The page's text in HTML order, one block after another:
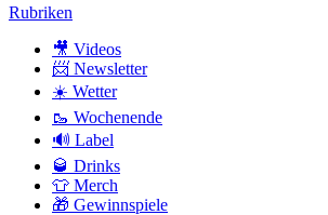
Zum
Rubriken
🎥 Videos
📨 Newsletter
☀️ Wetter
🥾 Wochenende
🔊 Label
🥃 Drinks
👕 Merch
🎁 Gewinnspiele